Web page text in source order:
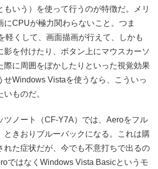
もいう）を使って行うのが特徴だ。メリ
にCPUが極力関わらないこと。つま
軽くして、画面描画が行えて、しかも
影を付けたり、ボタン上にマウスカーソ
際に周囲をぼかしたりといった視覚効果
せWindows Vistaを使うなら、こういっ
ものだ。
ツノート（CF-Y7A）では、Aeroをフル
ときおりブルーバックになる。これは購
れた症状だが、今でも不意打ちで出るの
ではなくWindows Vista Basicというモ